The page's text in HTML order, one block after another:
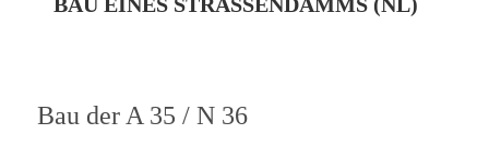
Bau der A 35 / N 36